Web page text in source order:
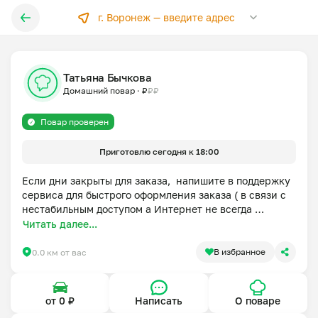
г. Воронеж —введите адрес
Татьяна Бычкова
Домашний повар · ₽₽₽
Повар проверен
Приготовлю сегодня к 18:00
Если дни закрыты для заказа,  напишите в поддержку
сервиса для быстрого оформления заказа ( в связи с
нестабильным доступом а Интернет не всегда
получается быстро ответить в приложении).Утренняя
Могу приготовить раньше срока, пишите,
Домашний повар-кондитер.
Готовлю с любовью и с 12 лет. В моей копилке —
Читать далее...
0.0 км от вас В избранное
от 0 ₽ Написать О поваре